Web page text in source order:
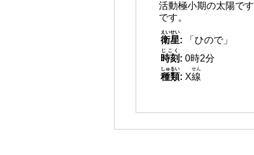
活動極小期の太陽で
です。
衛星
えいせい
:
「ひので」
時刻
じこく
: 0時2分
種類
しゅるい
: X線
せん